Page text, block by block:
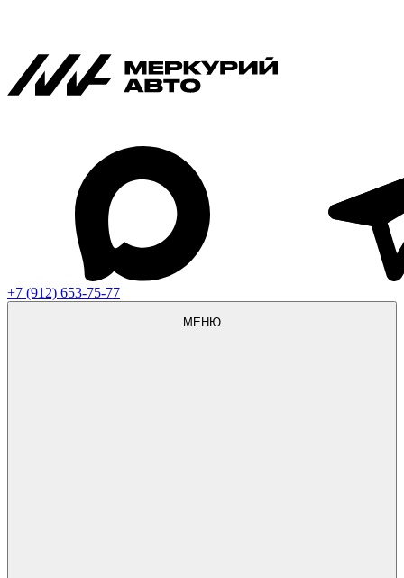
+7 (912) 653-75-77
МЕНЮ